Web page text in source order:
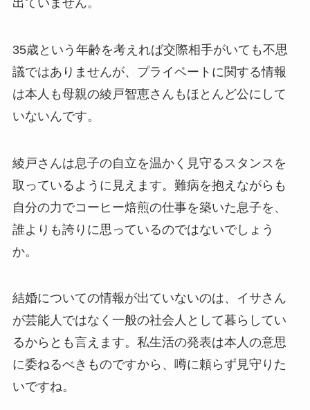
35歳という年齢を考えれば交際相手がいても不思
議ではありませんが、プライベートに関する情報
は本人も母親の綾戸智恵さんもほとんど公にして
いないんです。
綾戸さんは息子の自立を温かく見守るスタンスを
取っているように見えます。難病を抱えながらも
自分の力でコーヒー焙煎の仕事を築いた息子を、
誰よりも誇りに思っているのではないでしょう
か。
結婚についての情報が出ていないのは、イサさん
が芸能人ではなく一般の社会人として暮らしてい
るからとも言えます。私生活の発表は本人の意思
に委ねるべきものですから、噂に頼らず見守りた
いですね。